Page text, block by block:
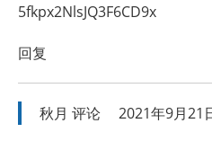
5fkpx2NlsJQ3F6CD9x
回复
秋月 评论 2021年9月21